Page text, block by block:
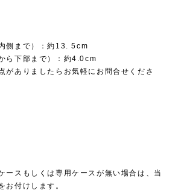
側まで）：約13. 5cm
ら下部まで）：約4.0cm
がありましたらお気軽にお問合せくださ
ースもしくは専用ケースが無い場合は、当
お付けします。